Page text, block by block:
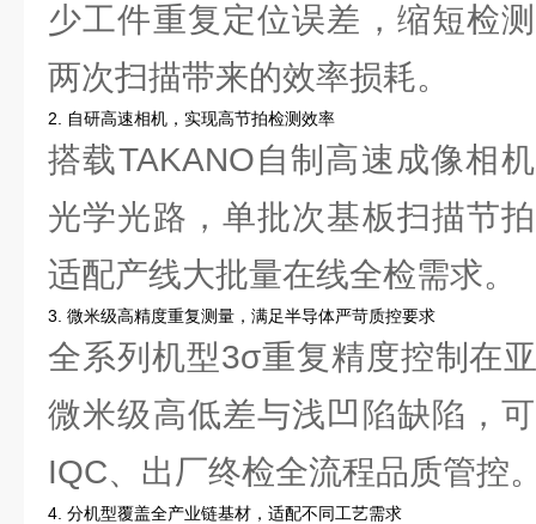
少工件重复定位误差，缩短检
两次扫描带来的效率损耗。
2. 自研高速相机，实现高节拍检测效率
搭载TAKANO自制高速成像相
光学光路，单批次基板扫描节
适配产线大批量在线全检需求。
3. 微米级高精度重复测量，满足半导体严苛质控要求
全系列机型3σ重复精度控制在
微米级高低差与浅凹陷缺陷，
IQC、出厂终检全流程品质管控
4. 分机型覆盖全产业链基材，适配不同工艺需求